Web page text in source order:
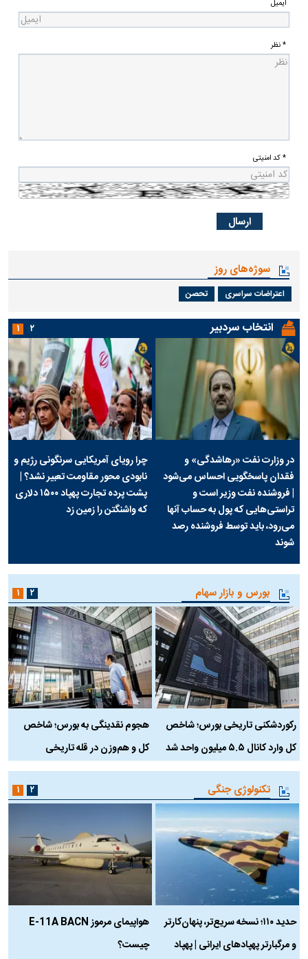
ایمیل
* نظر
* کد امنیتی
سوژه‌های روز
اعتراضات سراسری تحصن
انتخاب سردبیر
در وزارت نفت «رهاشدگی» و
فقدان پاسخگویی احساس می‌شود
| فروشنده نفت وزیر است و
تراستی‌هایی که پول به حساب آنها
می‌رود، باید توسط فروشنده رصد
شوند
چرا رویای آمریکایی سرنگونی رژیم و
نابودی محور مقاومت تعبیر نشد؟ |
پشت پرده تجارت پهپاد‌ ۱۵۰۰ دلاری
که واشنگتن را زمین زد
۱ ۲
بورس و بازار سهام
رکوردشکنی تاریخی بورس؛ شاخص
کل وارد کانال ۵.۵ میلیون واحد شد
هجوم نقدینگی به بورس؛ شاخص
کل و هم‌وزن در قله تاریخی
۱ ۲
تکنولوژی جنگی
حدید ۱۱۰؛ نسخه سریع‌تر، پنهان‌کارتر
و مرگبارتر پهپادهای ایرانی | پهپاد
هواپیمای مرموز E-11A BACN
چیست؟
۱ ۲